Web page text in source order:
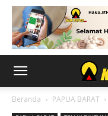
Beranda PAPUA BARAT